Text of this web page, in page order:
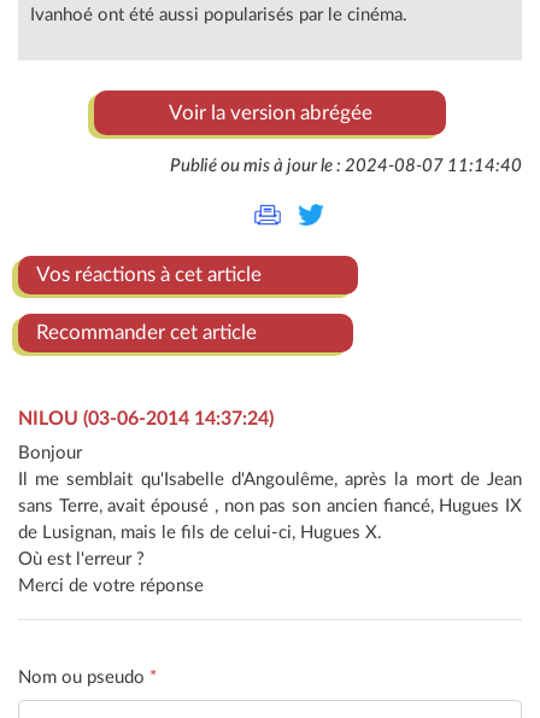
Ivanhoé ont été aussi popularisés par le cinéma.
Voir la version abrégée
Publié ou mis à jour le : 2024-08-07 11:14:40
Vos réactions à cet article
Recommander cet article
NILOU (03-06-2014 14:37:24)
Bonjour
Il me semblait qu'Isabelle d'Angoulême, après la mort de Jean
sans Terre, avait épousé , non pas son ancien fiancé, Hugues IX
de Lusignan, mais le fils de celui-ci, Hugues X.
Où est l'erreur ?
Merci de votre réponse
Nom ou pseudo *